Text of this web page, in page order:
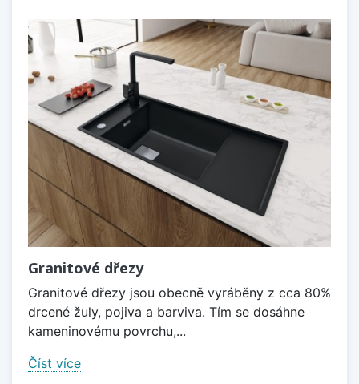
Granitové dřezy
Granitové dřezy jsou obecně vyráběny z cca 80%
drcené žuly, pojiva a barviva. Tím se dosáhne
kameninovému povrchu,...
Číst více